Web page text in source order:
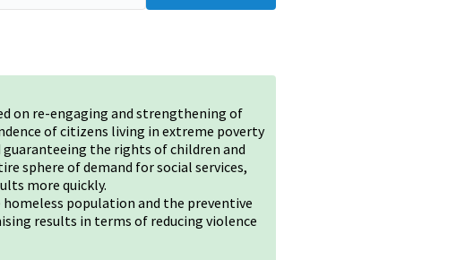
on re-engaging and strengthening of
of citizens living in extreme poverty
the rights of children and
sphere of demand for social services,
more quickly.
population and the preventive
results in terms of reducing violence